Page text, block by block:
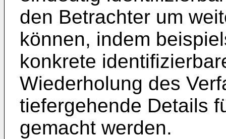
den Betrachter um
können, indem
konkrete
Wiederholung des
tiefergehende Details
gemacht werden.